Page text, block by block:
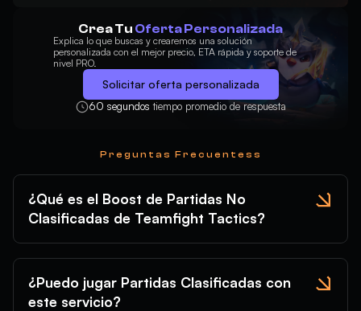
Crea Tu Oferta Personalizada
Explica lo que buscas y crearemos una solución
personalizada con el mejor precio, ETA rápida y soporte de
nivel PRO.
Solicitar oferta personalizada
60 segundostiempo promedio de respuesta
Preguntas Frecuentess
¿Qué es el Boost de Partidas No
Clasificadas de Teamfight Tactics?
¿Puedo jugar Partidas Clasificadas con
este servicio?